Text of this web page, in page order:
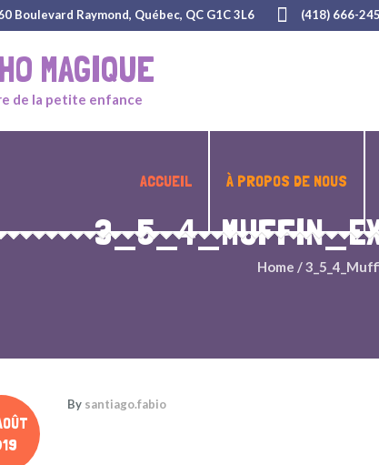
Boulevard Raymond, Québec, QC G1C 3L6 (418) 666-
MAGIQUE
de la petite enfance
ACCUEIL À PROPOS DE NOUS
Home /
By santiago.fabio